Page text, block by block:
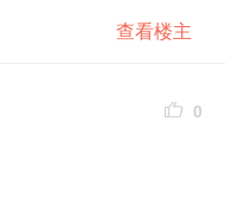
查看楼主
0